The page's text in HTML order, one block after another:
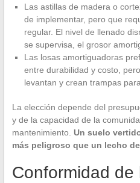
Las astillas de madera o
de implementar, pero que
regular. El nivel de llenado
se supervisa, el grosor
Las losas amortiguadoras
entre durabilidad y costo,
levantan y crean trampas
La elección depende del
y de la capacidad de la
mantenimiento. Un suelo
más peligroso que un lecho
Conformidad de